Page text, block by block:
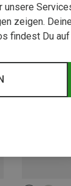
Neu
zeigen.
findest Du